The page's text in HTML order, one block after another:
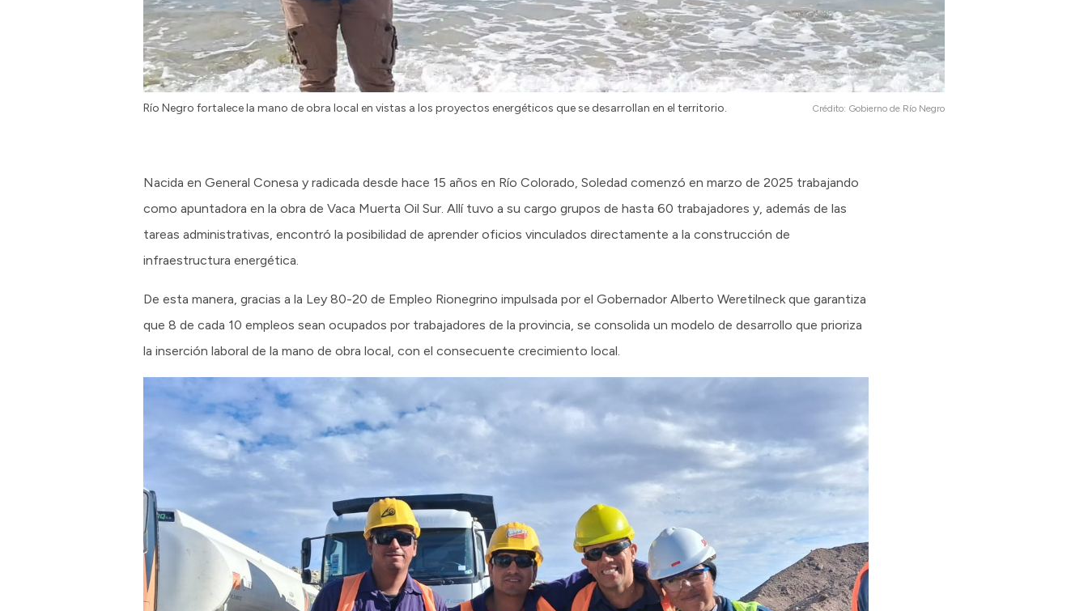
Río Negro fortalece la mano de obra local en vistas a los proyectos energéticos que se desarrollan en el territorio. Crédito: Gobierno de Río Negro
Nacida en General Conesa y radicada desde hace 15 años en Río Colorado, Soledad comenzó en marzo de 2025 trabajando
como apuntadora en la obra de Vaca Muerta Oil Sur. Allí tuvo a su cargo grupos de hasta 60 trabajadores y, además de las
tareas administrativas, encontró la posibilidad de aprender oficios vinculados directamente a la construcción de
infraestructura energética.
De esta manera, gracias a la Ley 80-20 de Empleo Rionegrino impulsada por el Gobernador Alberto Weretilneck que garantiza
que 8 de cada 10 empleos sean ocupados por trabajadores de la provincia, se consolida un modelo de desarrollo que prioriza
la inserción laboral de la mano de obra local, con el consecuente crecimiento local.